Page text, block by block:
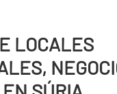
LOCALES